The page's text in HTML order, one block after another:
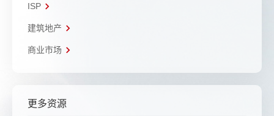
ISP
建筑地产
商业市场
更多资源